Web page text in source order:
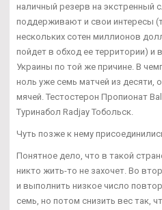
наличный резерв на экстренный
поддерживают и свои интересы
нескольких сотен миллионов
пойдет в обход ее территории) и
Украины по той же причине. В
ноль уже семь матчей из десяти,
мячей. Тестостерон Пропионат
Туринабол Radjay Тобольск.
Чуть позже к нему
Понятное дело, что в такой
никто жить-то не захочет. Во
и выполнить низкое число
семь, но потом снизить вес так,